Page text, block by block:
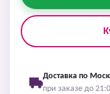
Доставка по
при заказе до